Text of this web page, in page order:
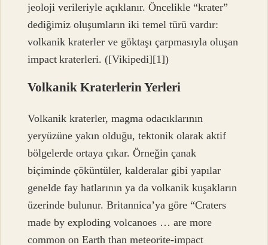
jeoloji verileriyle açıklanır. Öncelikle “krater”
dediğimiz oluşumların iki temel türü vardır:
volkanik kraterler ve göktaşı çarpmasıyla oluşan
impact kraterleri. ([Vikipedi][1])
Volkanik Kraterlerin Yerleri
Volkanik kraterler, magma odacıklarının
yeryüzüne yakın olduğu, tektonik olarak aktif
bölgelerde ortaya çıkar. Örneğin çanak
biçiminde çöküntüler, kalderalar gibi yapılar
genelde fay hatlarının ya da volkanik kuşakların
üzerinde bulunur. Britannica’ya göre “Craters
made by exploding volcanoes … are more
common on Earth than meteorite‑impact